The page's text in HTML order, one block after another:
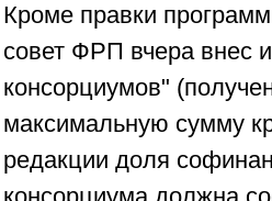
Кроме правки
совет ФРП вчера внес
консорциумов"
максимальную сумму
редакции доля